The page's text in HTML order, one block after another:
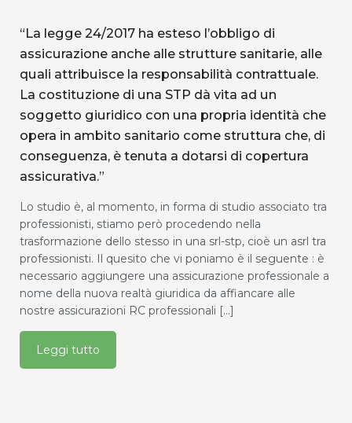
“La legge 24/2017 ha esteso l’obbligo di
assicurazione anche alle strutture sanitarie, alle
quali attribuisce la responsabilità contrattuale.
La costituzione di una STP dà vita ad un
soggetto giuridico con una propria identità che
opera in ambito sanitario come struttura che, di
conseguenza, è tenuta a dotarsi di copertura
assicurativa.”
Lo studio è, al momento, in forma di studio associato tra
professionisti, stiamo però procedendo nella
trasformazione dello stesso in una srl-stp, cioè un asrl tra
professionisti. Il quesito che vi poniamo è il seguente : è
necessario aggiungere una assicurazione professionale a
nome della nuova realtà giuridica da affiancare alle
nostre assicurazioni RC professionali [...]
Leggi tutto